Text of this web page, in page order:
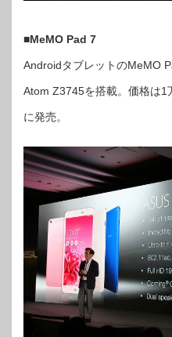
■MeMO Pad 7
AndroidタブレットのMeMO
Atom Z3745を搭載。価格は1
に発売。